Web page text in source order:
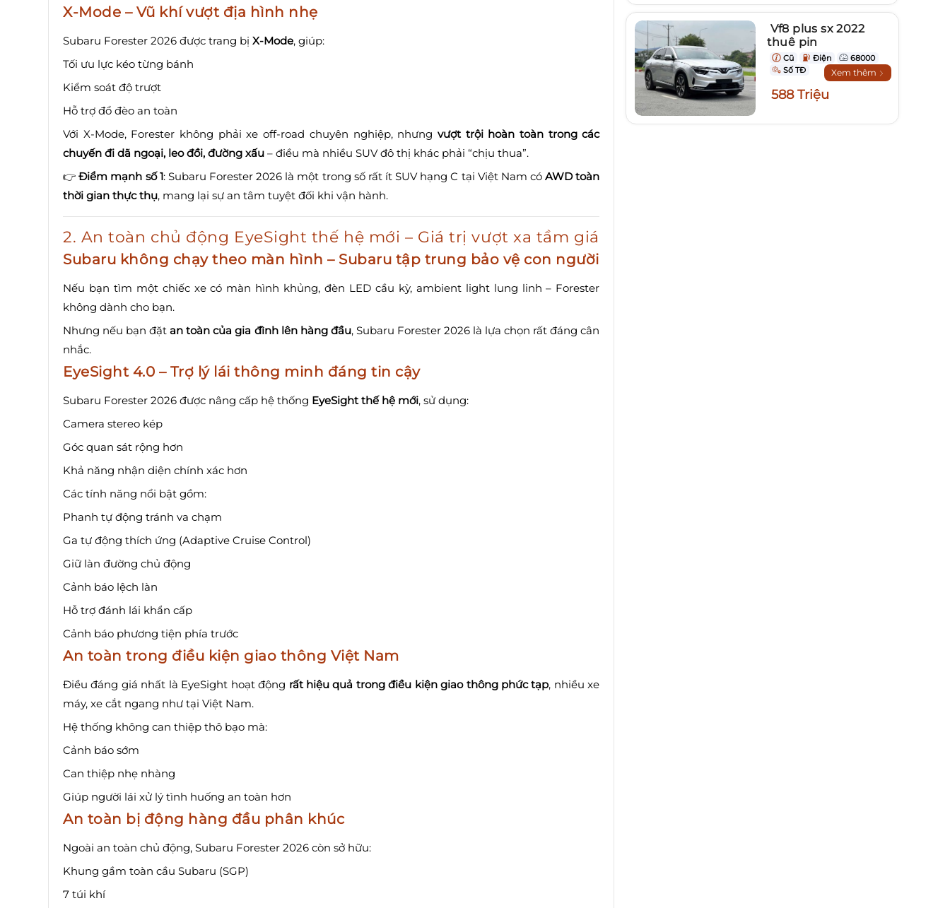
X-Mode – Vũ khí vượt địa hình nhẹ
Subaru Forester 2026 được trang bị X-Mode, giúp:
Tối ưu lực kéo từng bánh
Kiểm soát độ trượt
Hỗ trợ đổ đèo an toàn
Với X-Mode, Forester không phải xe off-road chuyên nghiệp, nhưng vượt trội hoàn toàn trong các
chuyến đi dã ngoại, leo đồi, đường xấu – điều mà nhiều SUV đô thị khác phải “chịu thua”.
👉Điểm mạnh số 1: Subaru Forester 2026 là một trong số rất ít SUV hạng C tại Việt Nam cóAWD toàn
thời gian thực thụ, mang lại sự an tâm tuyệt đối khi vận hành.
2. An toàn chủ động EyeSight thế hệ mới – Giá trị vượt xa tầm giá
Subaru không chạy theo màn hình – Subaru tập trung bảo vệ con người
Nếu bạn tìm một chiếc xe có màn hình khủng, đèn LED cầu kỳ, ambient light lung linh – Forester
không dành cho bạn.
Nhưng nếu bạn đặtan toàn của gia đình lên hàng đầu, Subaru Forester 2026 là lựa chọn rất đáng cân
nhắc.
EyeSight 4.0 – Trợ lý lái thông minh đáng tin cậy
Subaru Forester 2026 được nâng cấp hệ thống EyeSight thế hệ mới, sử dụng:
Camera stereo kép
Góc quan sát rộng hơn
Khả năng nhận diện chính xác hơn
Các tính năng nổi bật gồm:
Phanh tự động tránh va chạm
Ga tự động thích ứng (Adaptive Cruise Control)
Giữ làn đường chủ động
Cảnh báo lệch làn
Hỗ trợ đánh lái khẩn cấp
Cảnh báo phương tiện phía trước
An toàn trong điều kiện giao thông Việt Nam
Điều đáng giá nhất là EyeSight hoạt động rất hiệu quả trong điều kiện giao thông phức tạp, nhiều xe
máy, xe cắt ngang như tại Việt Nam.
Hệ thống không can thiệp thô bạo mà:
Cảnh báo sớm
Can thiệp nhẹ nhàng
Giúp người lái xử lý tình huống an toàn hơn
An toàn bị động hàng đầu phân khúc
Ngoài an toàn chủ động, Subaru Forester 2026 còn sở hữu:
Khung gầm toàn cầu Subaru (SGP)
7 túi khí
Vf8 plus sx 2022
thuê pin
Cũ Điện
68000
Số TĐ
Xem thêm
588 Triệu